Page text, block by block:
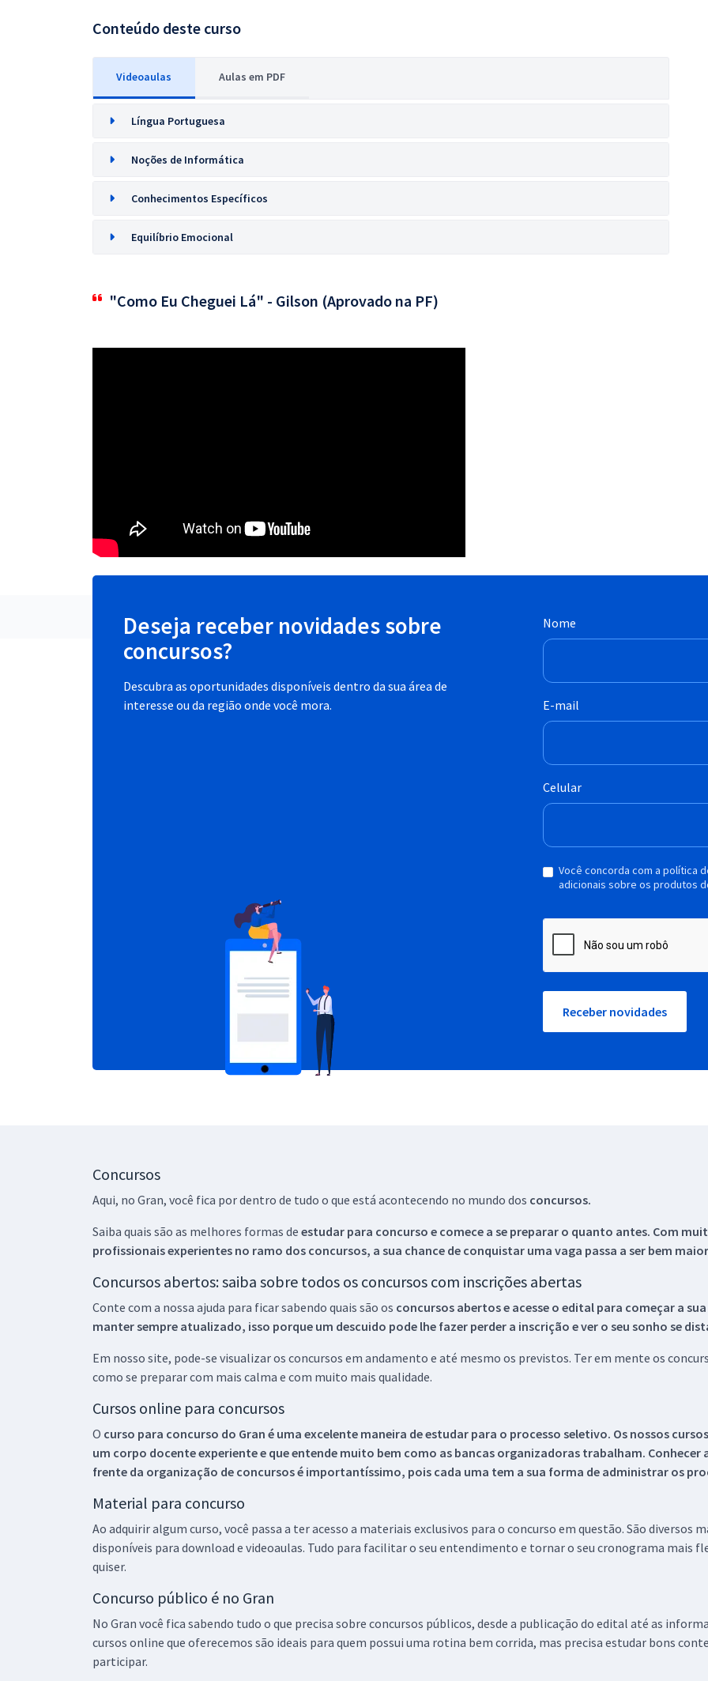
Conteúdo deste curso
Videoaulas Aulas em PDF
Língua Portuguesa
Noções de Informática
Conhecimentos Específicos
Equilíbrio Emocional
"Como Eu Cheguei Lá" - Gilson (Aprovado na PF)
Deseja receber novidades sobre
concursos?
Descubra as oportunidades disponíveis dentro da sua área de
interesse ou da região onde você mora.
Nome
E-mail
Celular
Você concorda com a política
adicionais sobre os produtos
Receber novidades
Concursos
Aqui, no Gran, você fica por dentro de tudo o que está acontecendo no mundo dos concursos.
Saiba quais são as melhores formas de estudar para concurso e comece a se preparar o quanto antes. Com
profissionais experientes no ramo dos concursos, a sua chance de conquistar uma vaga passa a ser bem
Concursos abertos: saiba sobre todos os concursos com inscrições abertas
Conte com a nossa ajuda para ficar sabendo quais são os concursos abertos e acesse o edital para começar a
manter sempre atualizado, isso porque um descuido pode lhe fazer perder a inscrição e ver o seu sonho se
Em nosso site, pode-se visualizar os concursos em andamento e até mesmo os previstos. Ter em mente os
como se preparar com mais calma e com muito mais qualidade.
Cursos online para concursos
O curso para concurso do Gran é uma excelente maneira de estudar para o processo seletivo. Os nossos
um corpo docente experiente e que entende muito bem como as bancas organizadoras trabalham.
frente da organização de concursos é importantíssimo, pois cada uma tem a sua forma de administrar os
Material para concurso
Ao adquirir algum curso, você passa a ter acesso a materiais exclusivos para o concurso em questão. São
disponíveis para download e videoaulas. Tudo para facilitar o seu entendimento e tornar o seu cronograma mais
quiser.
Concurso público é no Gran
No Gran você fica sabendo tudo o que precisa sobre concursos públicos, desde a publicação do edital até as
cursos online que oferecemos são ideais para quem possui uma rotina bem corrida, mas precisa estudar bons
participar.